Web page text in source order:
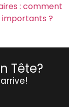
: comment
?
Tête?